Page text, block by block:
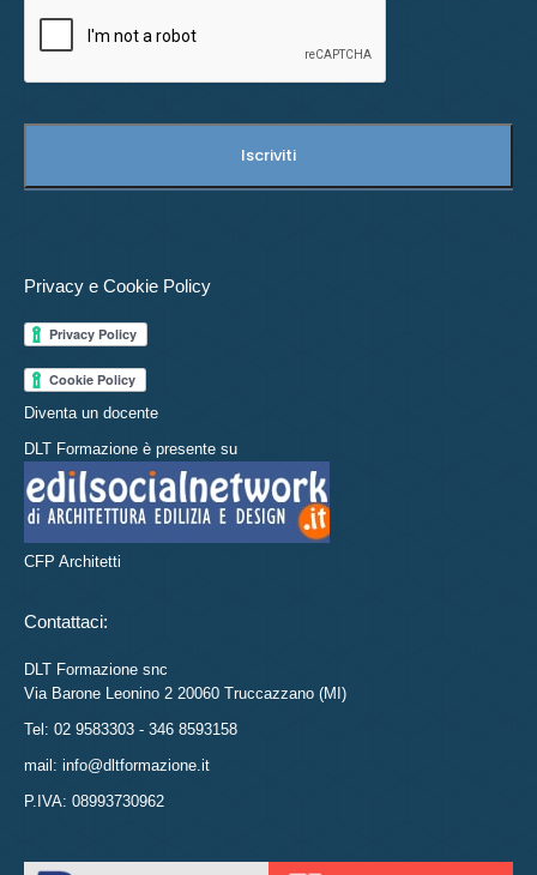
Privacy e Cookie Policy
Diventa un docente
DLT Formazione è presente su
CFP Architetti
Contattaci:
DLT Formazione snc
Via Barone Leonino 2 20060 Truccazzano (MI)
Tel: 02 9583303 - 346 8593158
mail: info@dltformazione.it
P.IVA: 08993730962